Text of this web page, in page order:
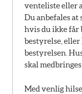
venteliste eller
Du anbefales at
hvis du ikke får
bestyrelse,
bestyrelsen.
skal
Med venlig